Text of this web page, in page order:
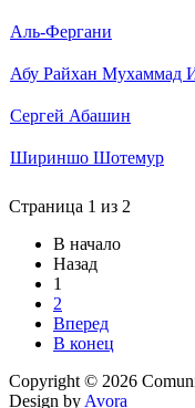
Аль-Фергани
Абу Райхан Мухаммад
Сергей Абашин
Шириншо Шотемур
Страница 1 из 2
В начало
Назад
1
2
Вперед
В конец
Copyright © 2026
Design by Avora